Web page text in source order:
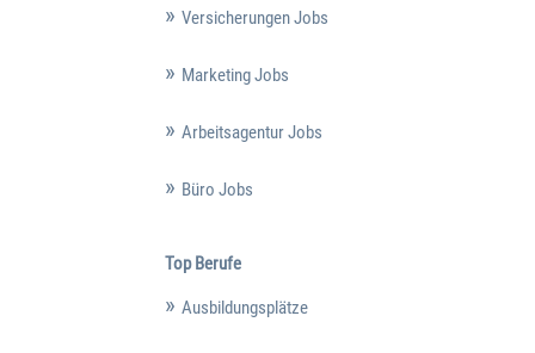
Versicherungen Jobs
Marketing Jobs
Arbeitsagentur Jobs
Büro Jobs
Top Berufe
Ausbildungsplätze